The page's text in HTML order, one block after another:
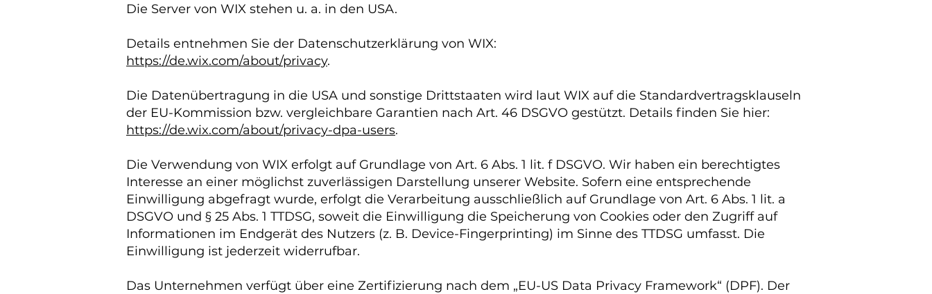
Die Server von WIX stehen u. a. in den USA.
Details entnehmen Sie der Datenschutzerklärung von WIX:
https://de.wix.com/about/privacy.
Die Datenübertragung in die USA und sonstige Drittstaaten wird laut WIX auf die Standardvertragsklauseln
der EU-Kommission bzw. vergleichbare Garantien nach Art. 46 DSGVO gestützt. Details finden Sie hier:
https://de.wix.com/about/privacy-dpa-users.
Die Verwendung von WIX erfolgt auf Grundlage von Art. 6 Abs. 1 lit. f DSGVO. Wir haben ein berechtigtes
Interesse an einer möglichst zuverlässigen Darstellung unserer Website. Sofern eine entsprechende
Einwilligung abgefragt wurde, erfolgt die Verarbeitung ausschließlich auf Grundlage von Art. 6 Abs. 1 lit. a
DSGVO und § 25 Abs. 1 TTDSG, soweit die Einwilligung die Speicherung von Cookies oder den Zugriff auf
Informationen im Endgerät des Nutzers (z. B. Device-Fingerprinting) im Sinne des TTDSG umfasst. Die
Einwilligung ist jederzeit widerrufbar.
Das Unternehmen verfügt über eine Zertifizierung nach dem „EU-US Data Privacy Framework“ (DPF). Der